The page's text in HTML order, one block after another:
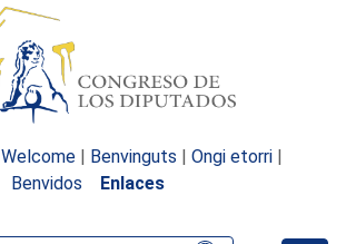
Welcome | Benvinguts | Ongi etorri |
Benvidos
Enlaces